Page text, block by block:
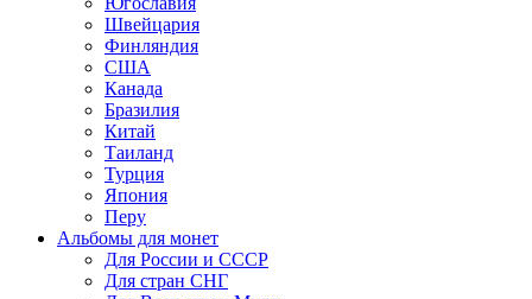
Швейцария
Финляндия
США
Канада
Бразилия
Китай
Таиланд
Турция
Япония
Перу
Альбомы для монет
Для России и СССР
Для стран СНГ